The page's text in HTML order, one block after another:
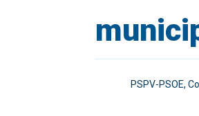
PSPV-PSOE,